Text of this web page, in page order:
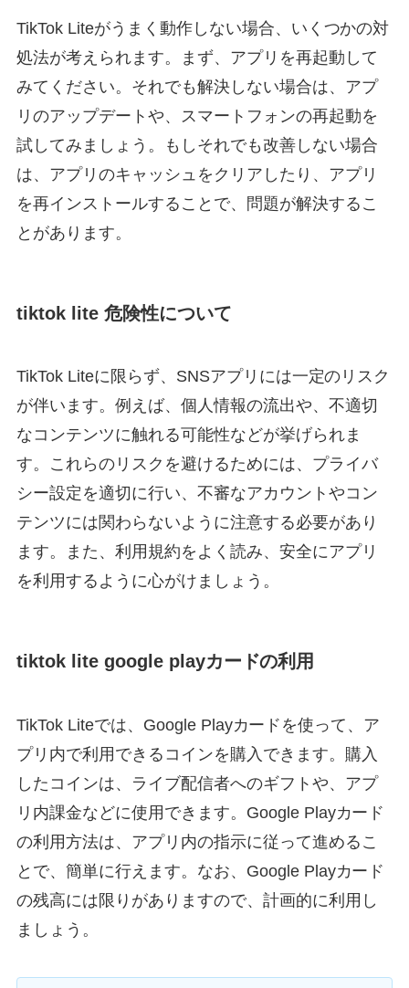
TikTok Liteがうまく動作しない場合、いくつかの対
処法が考えられます。まず、アプリを再起動して
みてください。それでも解決しない場合は、アプ
リのアップデートや、スマートフォンの再起動を
試してみましょう。もしそれでも改善しない場合
は、アプリのキャッシュをクリアしたり、アプリ
を再インストールすることで、問題が解決するこ
とがあります。
tiktok lite 危険性について
TikTok Liteに限らず、SNSアプリには一定のリスク
が伴います。例えば、個人情報の流出や、不適切
なコンテンツに触れる可能性などが挙げられま
す。これらのリスクを避けるためには、プライバ
シー設定を適切に行い、不審なアカウントやコン
テンツには関わらないように注意する必要があり
ます。また、利用規約をよく読み、安全にアプリ
を利用するように心がけましょう。
tiktok lite google playカードの利用
TikTok Liteでは、Google Playカードを使って、ア
プリ内で利用できるコインを購入できます。購入
したコインは、ライブ配信者へのギフトや、アプ
リ内課金などに使用できます。Google Playカード
の利用方法は、アプリ内の指示に従って進めるこ
とで、簡単に行えます。なお、Google Playカード
の残高には限りがありますので、計画的に利用し
ましょう。